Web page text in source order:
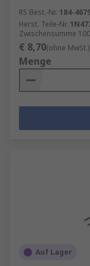
RS Best.-Nr. 184-
Herst. Teile-Nr.
Zwischensumme
€ 8,70(ohne MwSt.)
Menge
Auf Lager